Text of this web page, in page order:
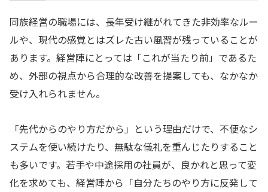
同族経営の職場には、長年受け継がれてきた非効率なルー
ルや、現代の感覚とはズレた古い風習が残っていることが
あります。経営陣にとっては「これが当たり前」であるた
め、外部の視点から合理的な改善を提案しても、なかなか
受け入れられません。
「先代からのやり方だから」という理由だけで、不便なシ
ステムを使い続けたり、無駄な儀礼を重んじたりすること
も多いです。若手や中途採用の社員が、良かれと思って変
化を求めても、経営陣から「自分たちのやり方に反発して